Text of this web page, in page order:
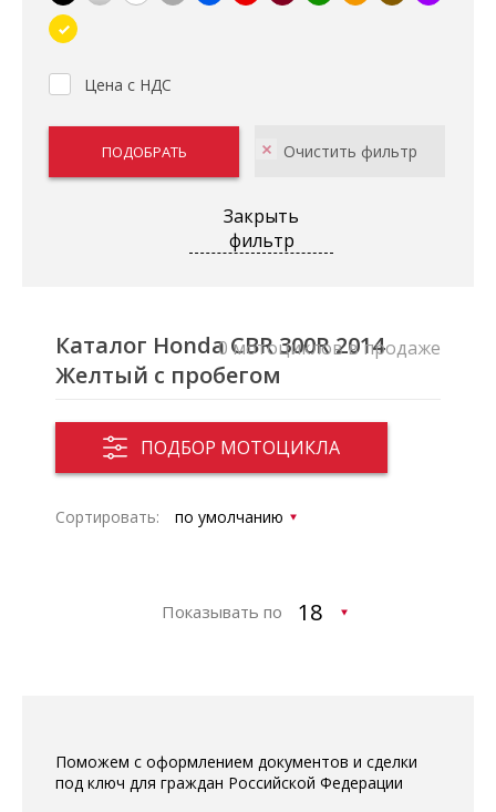
Цена с НДС
Закрыть
фильтр
Каталог Honda CBR 300R 2014
Желтый с пробегом
ПОДБОР МОТОЦИКЛА
0 мотоциклов в продаже
Сортировать:
Показывать по
Поможем с оформлением документов и сделки
под ключ для граждан Российской Федерации